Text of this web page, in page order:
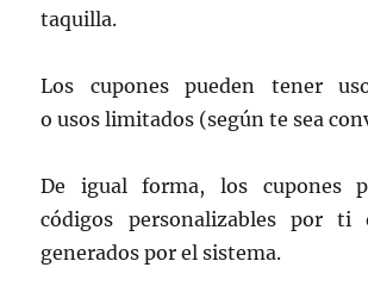
taquilla.
Los cupones pueden tener
o usos limitados (según te sea
De igual forma, los cupones
códigos personalizables por ti
generados por el sistema.